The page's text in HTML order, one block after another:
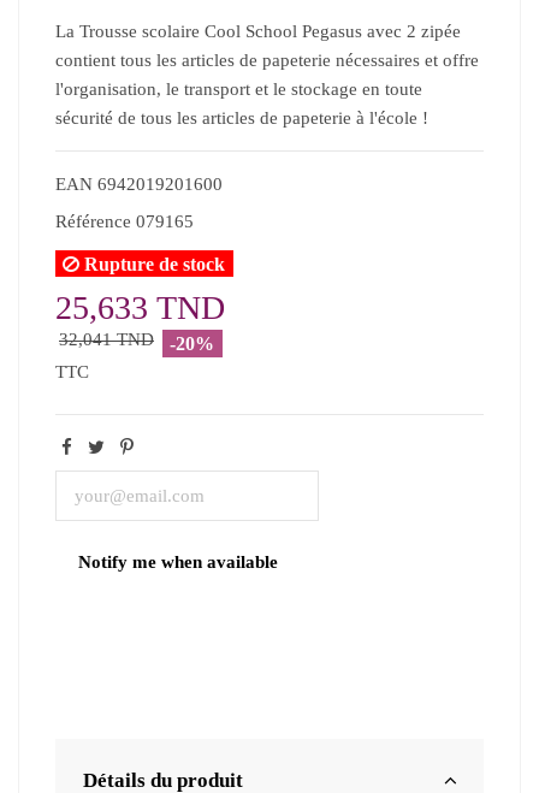
La Trousse scolaire Cool School Pegasus avec 2 zipée
contient tous les articles de papeterie nécessaires et offre
l'organisation, le transport et le stockage en toute
sécurité de tous les articles de papeterie à l'école !
EAN 6942019201600
Référence 079165
Rupture de stock
25,633 TND
32,041 TND -20%
TTC
Détails du produit